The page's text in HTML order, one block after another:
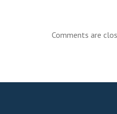
Comments are